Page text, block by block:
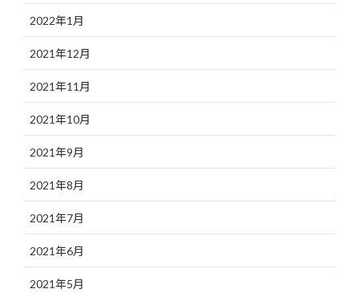
2022年1月
2021年12月
2021年11月
2021年10月
2021年9月
2021年8月
2021年7月
2021年6月
2021年5月